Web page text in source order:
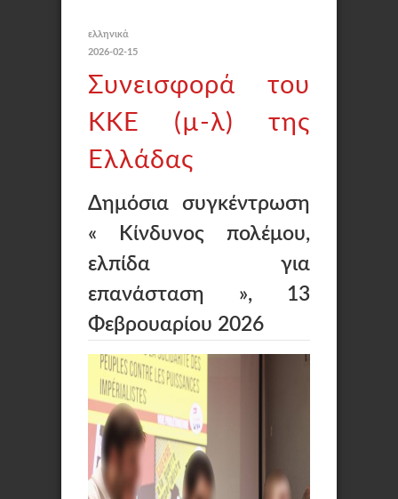
ελληνικά
2026-02-15
Συνεισφορά του
KKE (µ-λ) της
Ελλάδας
Δημόσια συγκέντρωση
« Κίνδυνος πολέμου,
ελπίδα για
επανάσταση », 13
Φεβρουαρίου 2026